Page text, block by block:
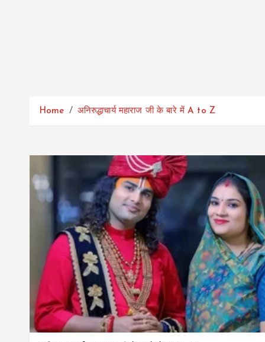
Home अनिरुद्धाचार्य महाराज जी के बारे में A to Z